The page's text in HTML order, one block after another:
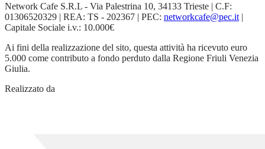
Network Cafe S.R.L - Via Palestrina 10, 34133 Trieste | C.F:
01306520329 | REA: TS - 202367 | PEC: networkcafe@pec.it |
Capitale Sociale i.v.: 10.000€
Ai fini della realizzazione del sito, questa attività ha ricevuto euro
5.000 come contributo a fondo perduto dalla Regione Friuli Venezia
Giulia.
Realizzato da